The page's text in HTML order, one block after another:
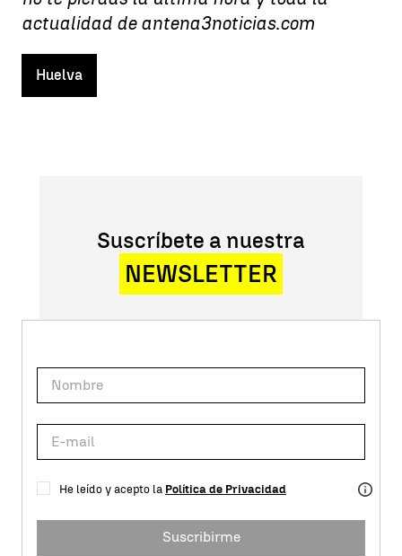
actualidad de antena3noticias.com
Huelva
Suscríbete a nuestra
NEWSLETTER
He leído y acepto la Política de Privacidad
Suscribirme